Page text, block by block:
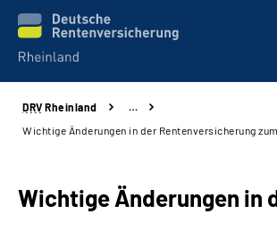
Aktuelles
Online-Services
DRV Rheinland
…
Wichtige Änderungen in der Rentenversicherung
Wichtige Änderungen in